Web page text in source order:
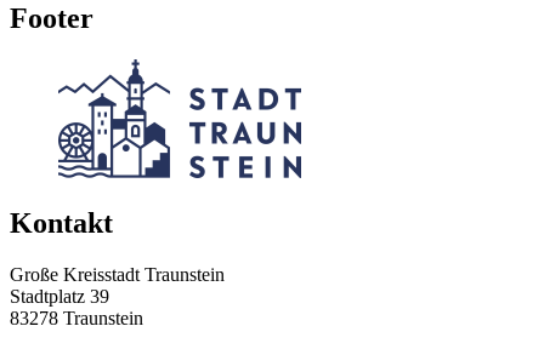
Footer
Kontakt
Große Kreisstadt Traunstein
Stadtplatz 39
83278 Traunstein